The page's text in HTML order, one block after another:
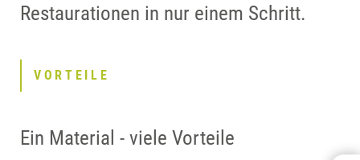
Restaurationen in nur einem Schritt.
VORTEILE
Ein Material - viele Vorteile